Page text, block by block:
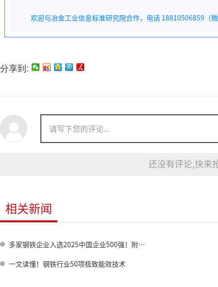
欢迎与冶金工业信息标准研究院合作，电话 18810506859（
分享到:
还没有评论,快来
相关新闻
多家钢铁企业入选2025中国企业500强！附全名单→
一文读懂！钢铁行业50项极致能效技术